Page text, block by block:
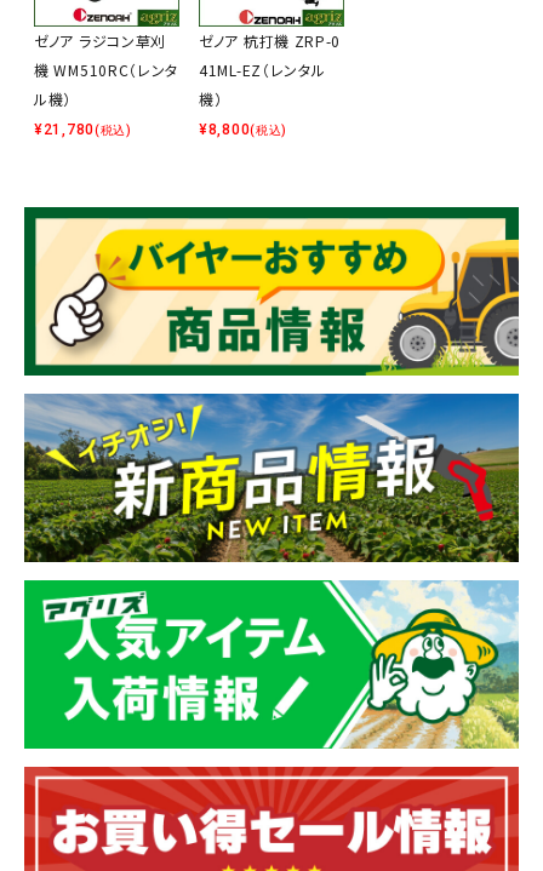
ゼノア ラジコン草刈
機 WM510RC（レンタ
ル機）
¥21,780(税込)
ゼノア 杭打機 ZRP-0
41ML-EZ（レンタル
機）
¥8,800(税込)